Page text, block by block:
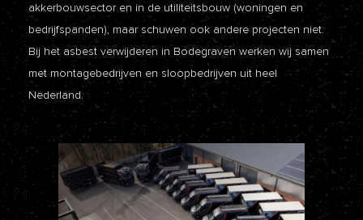
akkerbouwsector en in de utiliteitsbouw (woningen en
bedrijfspanden), maar schuwen ook andere projecten niet.
Bij het asbest verwijderen in Bodegraven werken wij samen
met montagebedrijven en sloopbedrijven uit heel
Nederland.